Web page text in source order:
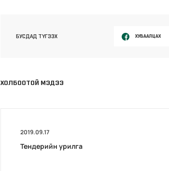
БУСДАД ТҮГЭЭХ ХУВААЛЦАХ
ХОЛБООТОЙ МЭДЭЭ
2019.09.17
Тендерийн урилга